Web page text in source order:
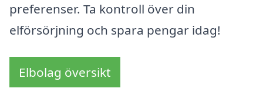
preferenser. Ta kontroll över din
elförsörjning och spara pengar idag!
Elbolag översikt